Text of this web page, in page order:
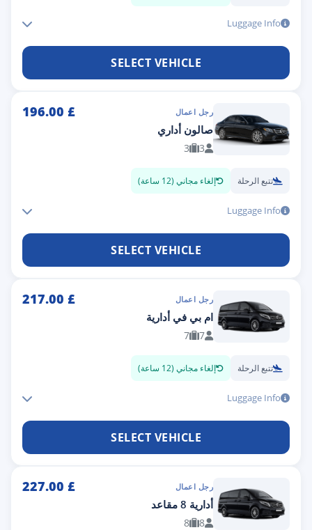
Luggage Info
SELECT VEHICLE
رجل اعمال £
196.00
صالون أداري
3
3
تتبع الرحلة إلغاء مجاني (12 ساعة)
Luggage Info
SELECT VEHICLE
رجل اعمال £
217.00
ام بي في أدارية
7
7
تتبع الرحلة إلغاء مجاني (12 ساعة)
Luggage Info
SELECT VEHICLE
رجل اعمال £
227.00
أدارية 8 مقاعد
8
8